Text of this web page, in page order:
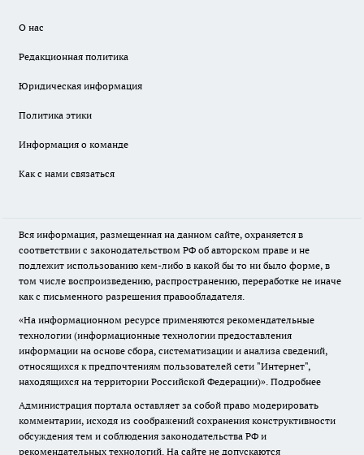
О нас
Редакционная политика
Юридическая информация
Политика этики
Информация о команде
Как с нами связаться
Вся информация, размещенная на данном сайте, охраняется в
соответствии с законодательством РФ об авторском праве и не
подлежит использованию кем-либо в какой бы то ни было форме, в
том числе воспроизведению, распространению, переработке не иначе
как с письменного разрешения правообладателя.
«На информационном ресурсе применяются рекомендательные
технологии (информационные технологии предоставления
информации на основе сбора, систематизации и анализа сведений,
относящихся к предпочтениям пользователей сети "Интернет",
находящихся на территории Российской Федерации)». Подробнее
Администрация портала оставляет за собой право модерировать
комментарии, исходя из соображений сохранения конструктивности
обсуждения тем и соблюдения законодательства РФ и
рекомендательных технологий. На сайте не допускаются